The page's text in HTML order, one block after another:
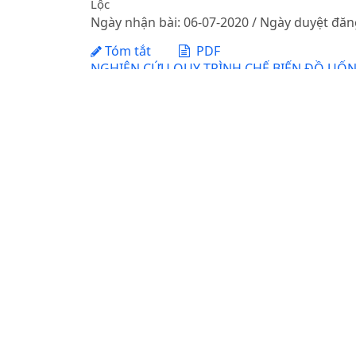
Lộc
Ngày nhận bài: 06-07-2020 / Ngày duyệt
Tóm tắt
PDF
NGHIÊN CỨU QUY TRÌNH CHẾ BIẾN ĐỒ